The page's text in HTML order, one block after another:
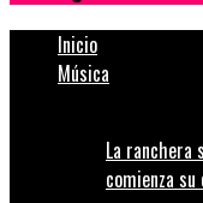
Inicio
Música
La ranchera
comienza